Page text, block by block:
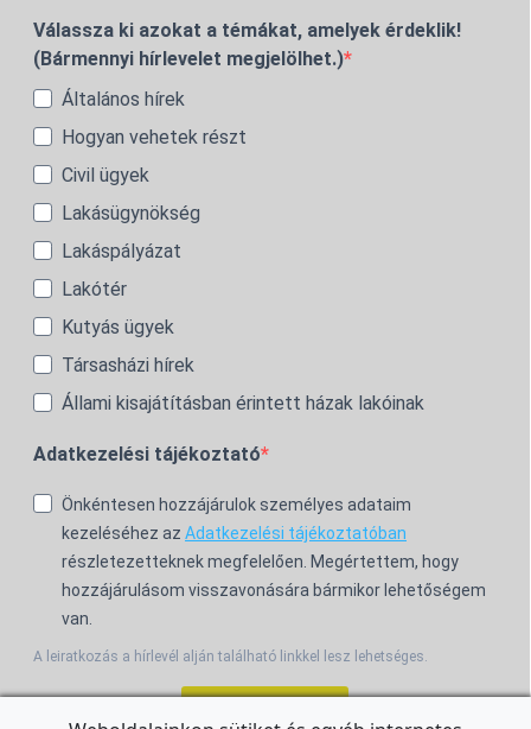
Válassza ki azokat a témákat, amelyek érdeklik!
(Bármennyi hírlevelet megjelölhet.)
Általános hírek
Hogyan vehetek részt
Civil ügyek
Lakásügynökség
Lakáspályázat
Lakótér
Kutyás ügyek
Társasházi hírek
Állami kisajátításban érintett házak lakóinak
Adatkezelési tájékoztató
Önkéntesen hozzájárulok személyes adataim
kezeléséhez az Adatkezelési tájékoztatóban
részletezetteknek megfelelően. Megértettem, hogy
hozzájárulásom visszavonására bármikor lehetőségem
van.
A leiratkozás a hírlevél alján található linkkel lesz lehetséges.